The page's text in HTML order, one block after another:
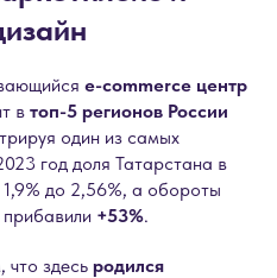
e-commerce центр
в топ-5 регионов России
один из самых
год доля Татарстана в
до 2,56%, а обороты
+53%.
что здесь родился